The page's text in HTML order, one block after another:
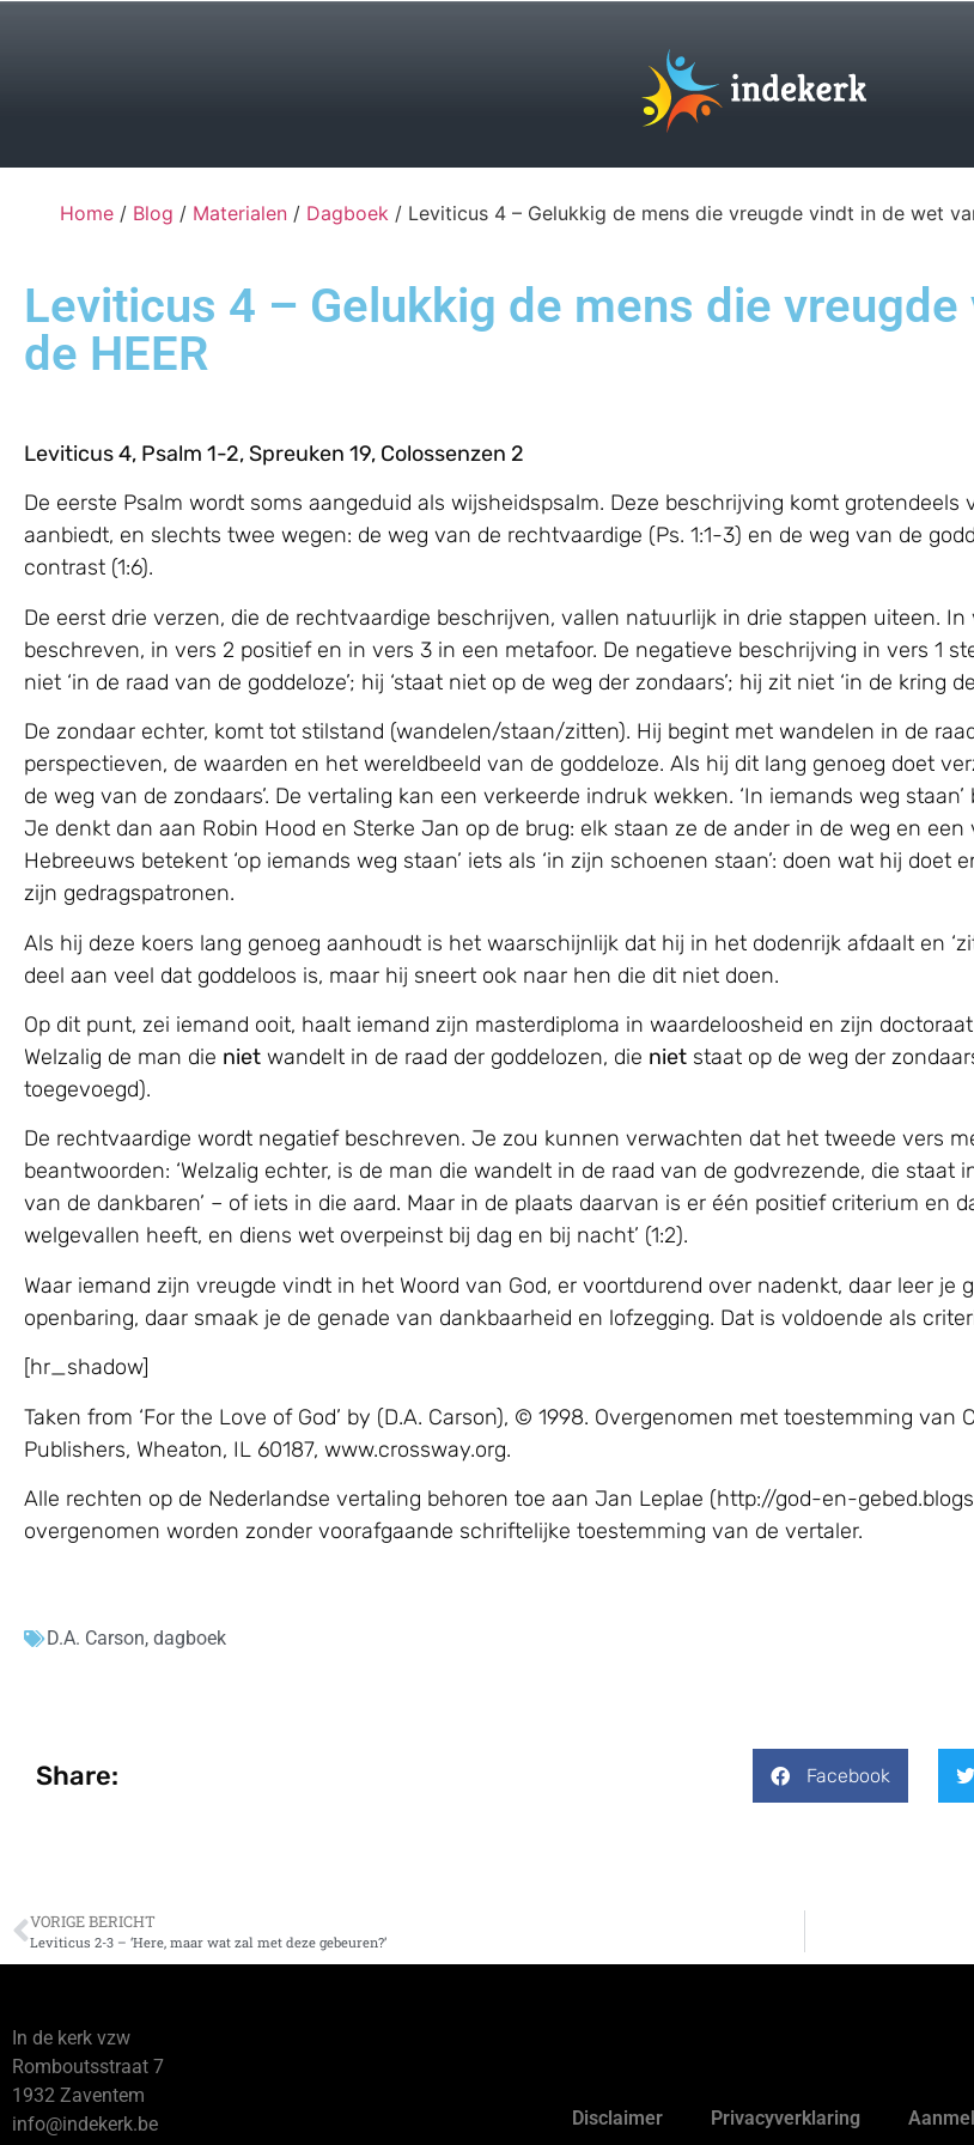
Home / Blog / Materialen / Dagboek / Leviticus 4 – Gelukkig de mens die vreugde vindt in de wet
Leviticus 4 – Gelukkig de mens die
de HEER
Leviticus 4, Psalm 1-2, Spreuken 19, Colossenzen 2
De eerste Psalm wordt soms aangeduid als wijsheidspsalm. Deze beschrijving komt
aanbiedt, en slechts twee wegen: de weg van de rechtvaardige (Ps. 1:1-3) en de weg van de
contrast (1:6).
De eerst drie verzen, die de rechtvaardige beschrijven, vallen natuurlijk in drie stappen uiteen.
beschreven, in vers 2 positief en in vers 3 in een metafoor. De negatieve beschrijving in vers 1
niet ‘in de raad van de goddeloze’; hij ‘staat niet op de weg der zondaars’; hij zit niet ‘in de kring
De zondaar echter, komt tot stilstand (wandelen/staan/zitten). Hij begint met wandelen in de
perspectieven, de waarden en het wereldbeeld van de goddeloze. Als hij dit lang genoeg doet
de weg van de zondaars’. De vertaling kan een verkeerde indruk wekken. ‘In iemands weg
Je denkt dan aan Robin Hood en Sterke Jan op de brug: elk staan ze de ander in de weg en
Hebreeuws betekent ‘op iemands weg staan’ iets als ‘in zijn schoenen staan’: doen wat hij
zijn gedragspatronen.
Als hij deze koers lang genoeg aanhoudt is het waarschijnlijk dat hij in het dodenrijk afdaalt en
deel aan veel dat goddeloos is, maar hij sneert ook naar hen die dit niet doen.
Op dit punt, zei iemand ooit, haalt iemand zijn masterdiploma in waardeloosheid en zijn
Welzalig de man die niet wandelt in de raad der goddelozen, die niet staat op de weg der
toegevoegd).
De rechtvaardige wordt negatief beschreven. Je zou kunnen verwachten dat het tweede vers
beantwoorden: ‘Welzalig echter, is de man die wandelt in de raad van de godvrezende, die staat
van de dankbaren’ – of iets in die aard. Maar in de plaats daarvan is er één positief criterium en
welgevallen heeft, en diens wet overpeinst bij dag en bij nacht’ (1:2).
Waar iemand zijn vreugde vindt in het Woord van God, er voortdurend over nadenkt, daar leer je
openbaring, daar smaak je de genade van dankbaarheid en lofzegging. Dat is voldoende als
[hr_shadow]
Taken from ‘For the Love of God’ by (D.A. Carson), © 1998. Overgenomen met toestemming
Publishers, Wheaton, IL 60187, www.crossway.org.
Alle rechten op de Nederlandse vertaling behoren toe aan Jan Leplae (http://god-en-
overgenomen worden zonder voorafgaande schriftelijke toestemming van de vertaler.
D.A. Carson, dagboek
Share: Facebook
VORIGE BERICHT
Leviticus 2-3 – ‘Here, maar wat zal met deze gebeuren?’
In de kerk vzw
Romboutsstraat 7
1932 Zaventem
info@indekerk.be
Disclaimer Privacyverklaring